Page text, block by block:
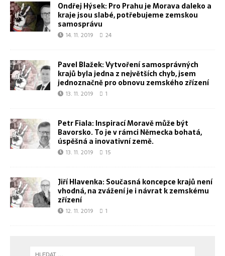
Ondřej Hýsek: Pro Prahu je Morava daleko a
kraje jsou slabé, potřebujeme zemskou
samosprávu
14. 11. 2019 24
Pavel Blažek: Vytvoření samosprávných
krajů byla jedna z největších chyb, jsem
jednoznačně pro obnovu zemského zřízení
13. 11. 2019 1
Petr Fiala: Inspirací Moravě může být
Bavorsko. To je v rámci Německa bohatá,
úspěšná a inovativní země.
13. 11. 2019 15
Jiří Hlavenka: Současná koncepce krajů není
vhodná, na zvážení je i návrat k zemskému
zřízení
12. 11. 2019 1